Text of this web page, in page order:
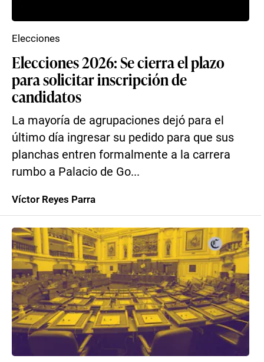
Elecciones 2026: Se cierra el plazo
para solicitar inscripción de
candidatos
La mayoría de agrupaciones dejó para el
último día ingresar su pedido para que sus
planchas entren formalmente a la carrera
rumbo a Palacio de Go...
Elecciones
Víctor Reyes Parra